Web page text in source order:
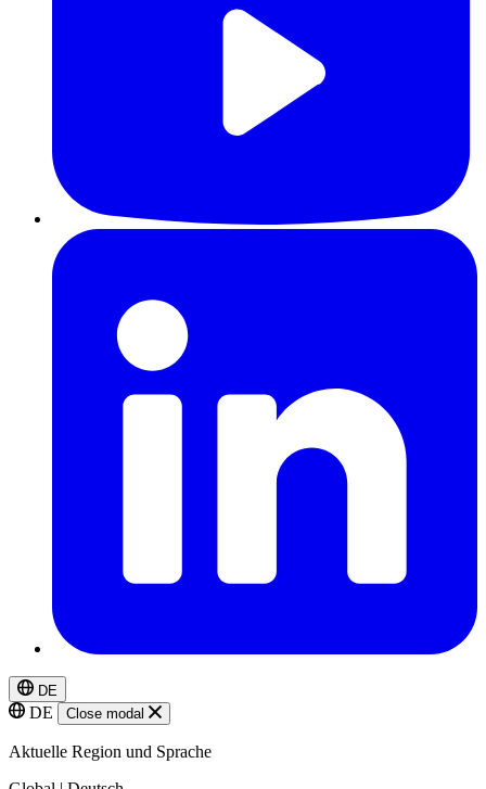
DE
DE Close modal
Aktuelle Region und Sprache